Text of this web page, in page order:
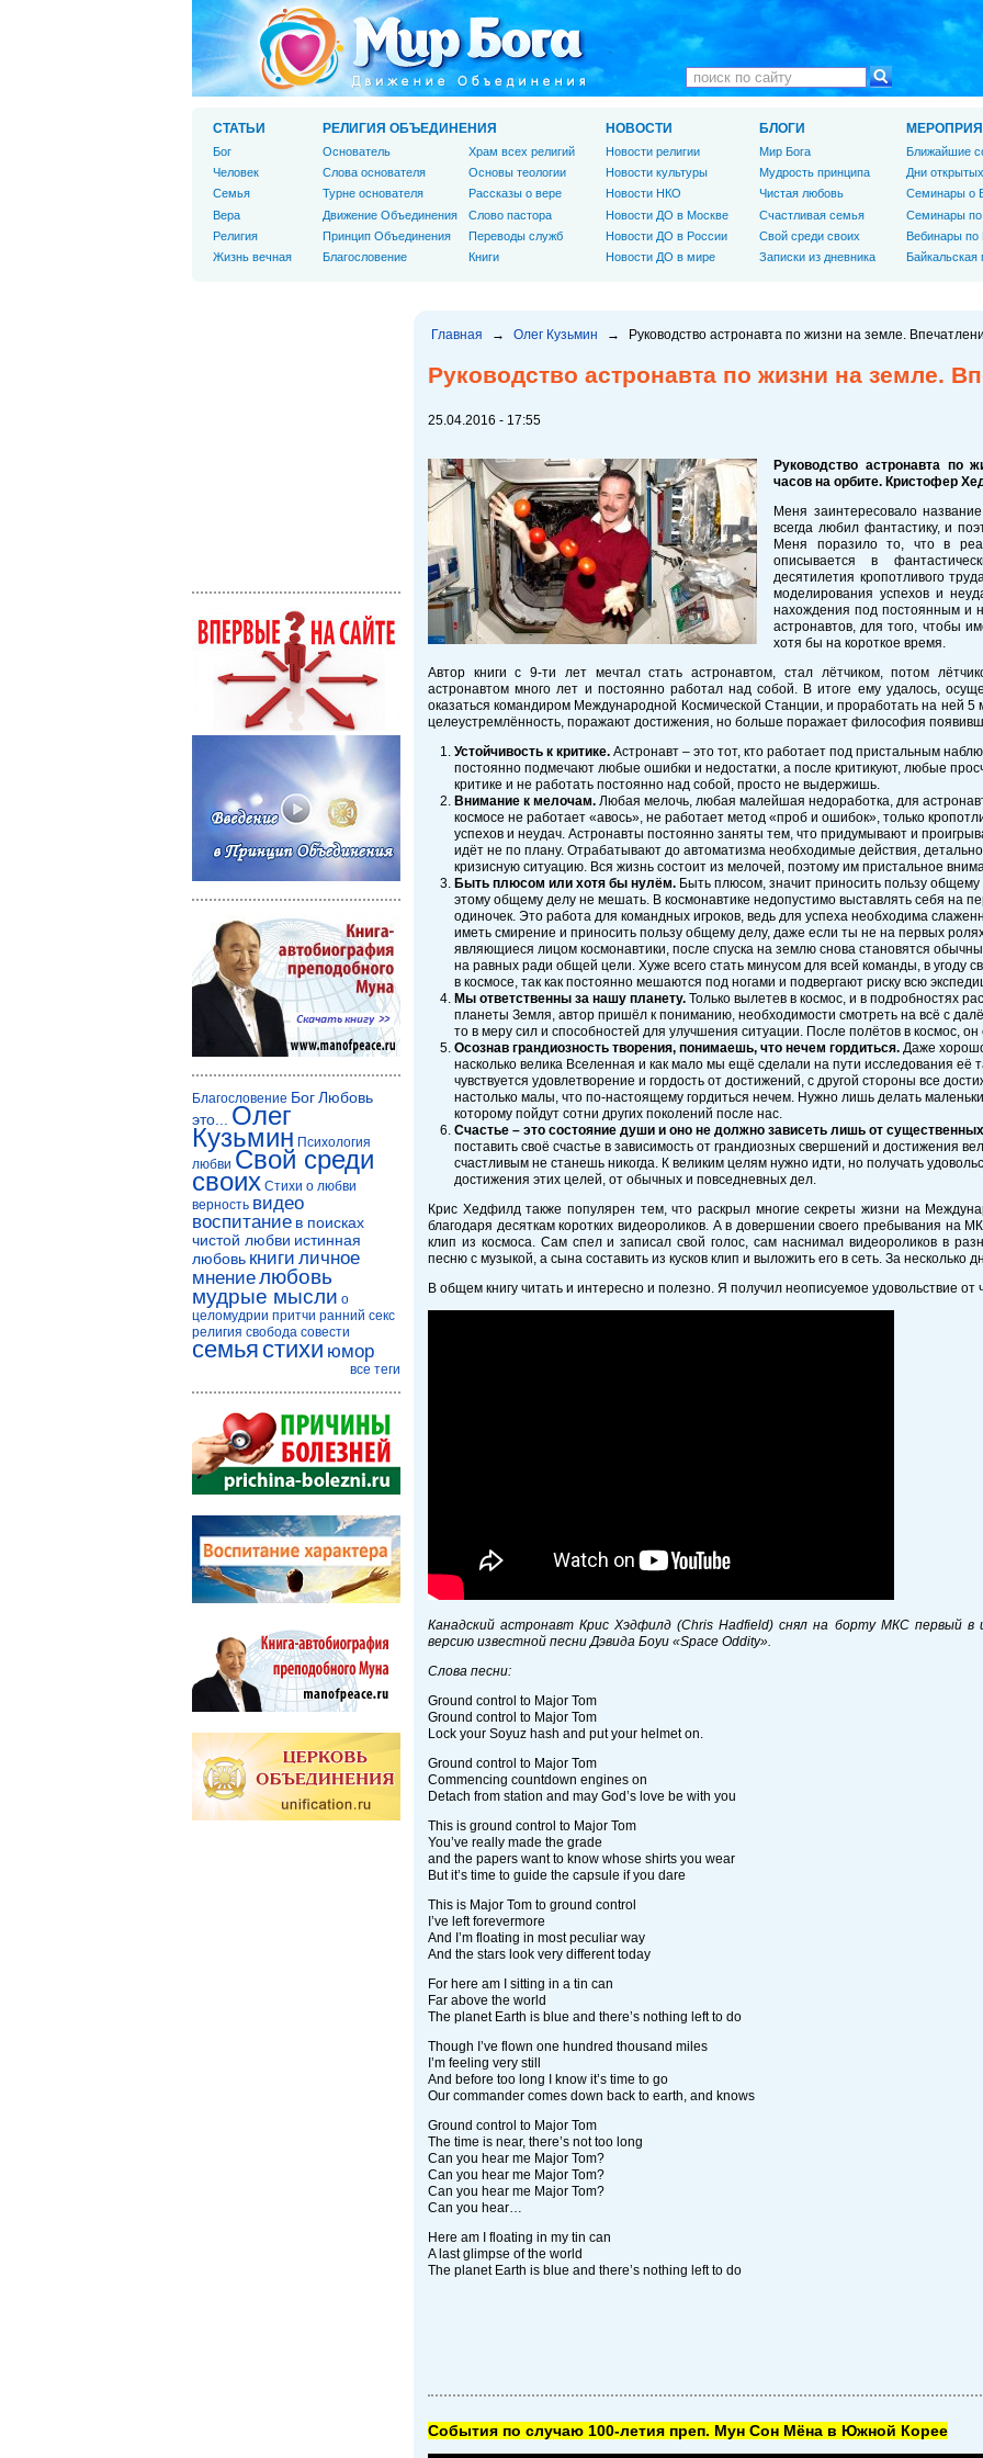
Главная → Олег Кузьмин → Руководство астронавта по жизни на земле.
Руководство астронавта по жизни на земле.
25.04.2016 - 17:55
Руководство астронавта по
часов на орбите. Кристофер
Меня заинтересовало
всегда любил фантастику, и
Меня поразило то, что в
описывается в
десятилетия кропотливого
моделирования успехов и
нахождения под постоянным и
астронавтов, для того, чтобы
хотя бы на короткое время.
Автор книги с 9-ти лет мечтал стать астронавтом, стал лётчиком, потом
астронавтом много лет и постоянно работал над собой. В итоге ему удалось,
оказаться командиром Международной Космической Станции, и проработать на ней
целеустремлённость, поражают достижения, но больше поражает философия
Устойчивость к критике. Астронавт – это тот, кто работает под пристальным
постоянно подмечают любые ошибки и недостатки, а после критикуют, любые
критике и не работать постоянно над собой, просто не выдержишь.
Внимание к мелочам. Любая мелочь, любая малейшая недоработка, для
космосе не работает «авось», не работает метод «проб и ошибок», только
успехов и неудач. Астронавты постоянно заняты тем, что придумывают и
идёт не по плану. Отрабатывают до автоматизма необходимые действия,
кризисную ситуацию. Вся жизнь состоит из мелочей, поэтому им пристальное
Быть плюсом или хотя бы нулём. Быть плюсом, значит приносить пользу
этому общему делу не мешать. В космонавтике недопустимо выставлять себя на
одиночек. Это работа для командных игроков, ведь для успеха необходима
иметь смирение и приносить пользу общему делу, даже если ты не на первых
являющиеся лицом космонавтики, после спуска на землю снова становятся
на равных ради общей цели. Хуже всего стать минусом для всей команды, в
в космосе, так как постоянно мешаются под ногами и подвергают риску всю
Мы ответственны за нашу планету. Только вылетев в космос, и в подробностях
планеты Земля, автор пришёл к пониманию, необходимости смотреть на всё с
то в меру сил и способностей для улучшения ситуации. После полётов в космос,
Осознав грандиозность творения, понимаешь, что нечем гордиться. Даже
насколько велика Вселенная и как мало мы ещё сделали на пути исследования её
чувствуется удовлетворение и гордость от достижений, с другой стороны все
настолько малы, что по-настоящему гордиться нечем. Нужно лишь делать
которому пойдут сотни других поколений после нас.
Счастье – это состояние души и оно не должно зависеть лишь от
поставить своё счастье в зависимость от грандиозных свершений и достижения
счастливым не станешь никогда. К великим целям нужно идти, но получать
достижения этих целей, от обычных и повседневных дел.
Крис Хедфилд также популярен тем, что раскрыл многие секреты жизни на
благодаря десяткам коротких видеороликов. А в довершении своего пребывания на
клип из космоса. Сам спел и записал свой голос, сам наснимал видеороликов в
песню с музыкой, а сына составить из кусков клип и выложить его в сеть. За
В общем книгу читать и интересно и полезно. Я получил неописуемое удовольствие от
Канадский астронавт Крис Хэдфилд (Chris Hadfield) снял на борту МКС первый в
версию известной песни Дэвида Боуи «Space Oddity».
Слова песни:
Ground control to Major Tom
Ground control to Major Tom
Lock your Soyuz hash and put your helmet on.
Ground control to Major Tom
Commencing countdown engines on
Detach from station and may God’s love be with you
This is ground control to Major Tom
You’ve really made the grade
and the papers want to know whose shirts you wear
But it’s time to guide the capsule if you dare
This is Major Tom to ground control
I’ve left forevermore
And I’m floating in most peculiar way
And the stars look very different today
For here am I sitting in a tin can
Far above the world
The planet Earth is blue and there’s nothing left to do
Though I’ve flown one hundred thousand miles
I’m feeling very still
And before too long I know it’s time to go
Our commander comes down back to earth, and knows
Ground control to Major Tom
The time is near, there’s not too long
Can you hear me Major Tom?
Can you hear me Major Tom?
Can you hear me Major Tom?
Can you hear…
Here am I floating in my tin can
A last glimpse of the world
The planet Earth is blue and there’s nothing left to do
Cобытия по случаю 100-летия преп. Мун Сон Мёна в Южной Корее
СТАТЬИ
Бог
Человек
Cемья
Вера
Религия
Жизнь вечная
РЕЛИГИЯ ОБЪЕДИНЕНИЯ
Основатель
Слова основателя
Турне основателя
Движение Объединения
Принцип Объединения
Благословение
Храм всех религий
Основы теологии
Рассказы о вере
Слово пастора
Переводы служб
Книги
НОВОСТИ
Новости религии
Новости культуры
Новости НКО
Новости ДО в Москве
Новости ДО в России
Новости ДО в мире
БЛОГИ
Мир Бога
Мудрость принципа
Чистая любовь
Счастливая семья
Свой среди своих
Записки из дневника
Ближайшие
Дни
Семинары о
Семинары
Вебинары по
Байкальская
Благословение БогЛюбовь
это...
Олег
Кузьмин Психология
любви Свой среди
своих Стихи о любви
верность видео
воспитание в поисках
чистой любви истинная
любовь книги личное
мнениелюбовь
мудрые мысли о
целомудрии притчи ранний секс
религия свобода совести
семья стихи юмор
все теги